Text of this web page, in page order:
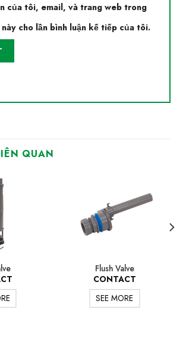
của tôi, email, và trang web trong
cho lần bình luận kế tiếp của tôi.
QUAN
Flush Valve
CONTACT
SEE MORE